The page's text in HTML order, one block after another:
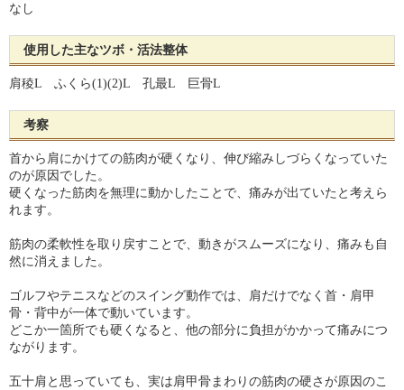
なし
使用した主なツボ・活法整体
肩稜L ふくら(1)(2)L 孔最L 巨骨L
考察
首から肩にかけての筋肉が硬くなり、伸び縮みしづらくなっていた
のが原因でした。
硬くなった筋肉を無理に動かしたことで、痛みが出ていたと考えら
れます。
筋肉の柔軟性を取り戻すことで、動きがスムーズになり、痛みも自
然に消えました。
ゴルフやテニスなどのスイング動作では、肩だけでなく首・肩甲
骨・背中が一体で動いています。
どこか一箇所でも硬くなると、他の部分に負担がかかって痛みにつ
ながります。
五十肩と思っていても、実は肩甲骨まわりの筋肉の硬さが原因のこ